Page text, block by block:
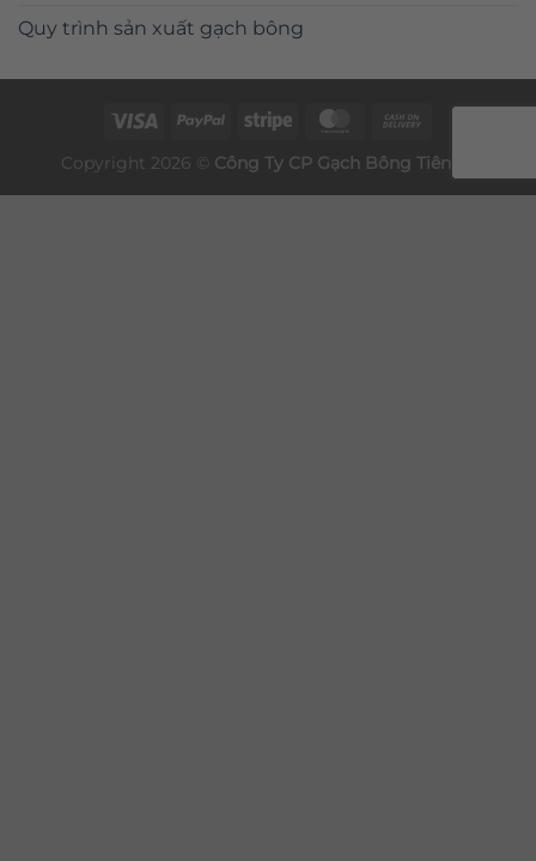
Quy trình sản xuất gạch bông
Copyright 2026 © Công Ty CP Gạch Bông Tiên Sa